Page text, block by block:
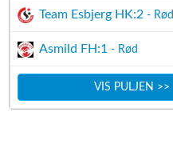
Team Esbjerg HK:2 - Rød
Asmild FH:1 - Rød
VIS PULJEN >>